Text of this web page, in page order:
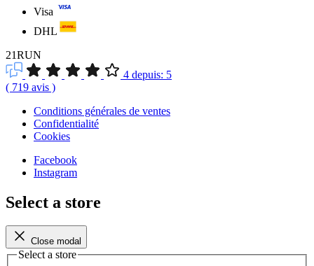
Visa
DHL
21RUN
4 depuis: 5
( 719 avis )
Conditions générales de ventes
Confidentialité
Cookies
Facebook
Instagram
Select a store
Close modal
Select a store